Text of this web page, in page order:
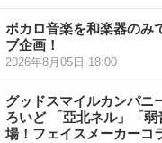
ボカロ音楽を和楽器のみ
ブ企画！
2026年8月05日 18:00
グッドスマイルカンパニ
ろいど 「亞北ネル」「弱
場！フェイスメーカーコ